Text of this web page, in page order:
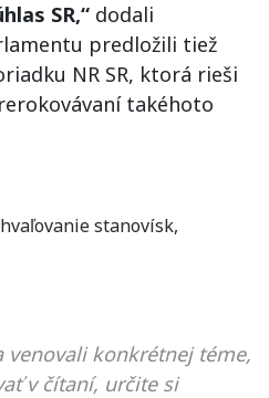
SR,“ dodali
predložili tiež
NR SR, ktorá rieši
takéhoto
stanovísk,
venovali konkrétnej téme,
v čítaní, určite si